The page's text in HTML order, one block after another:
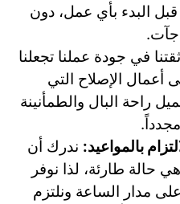
البدء بأي عمل، دون
ثقتنا في جودة عملنا تجعلنا
أعمال الإصلاح التي
راحة البال والطمأنينة
بالمواعيد: ندرك أن
حالة طارئة، لذا نوفر
مدار الساعة ونلتزم